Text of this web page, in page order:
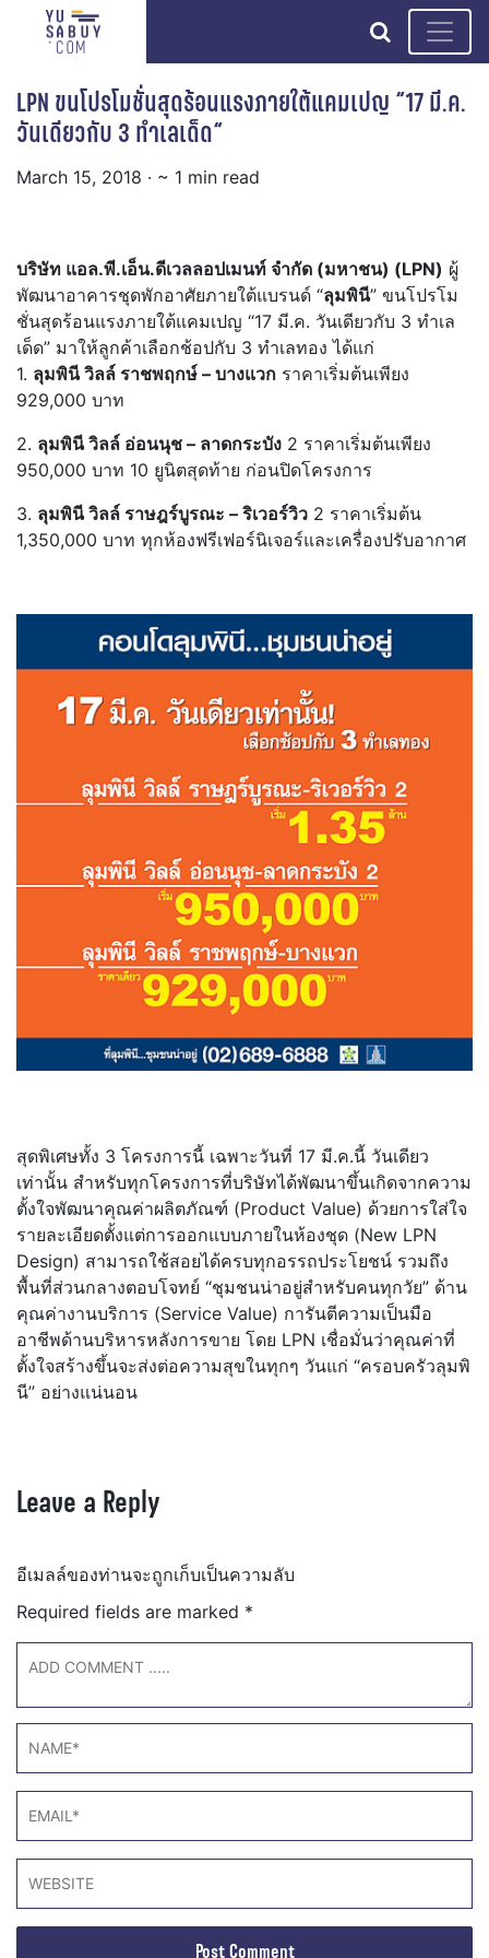
search
LPN ขนโปรโมชั่นสุดร้อนแรงภายใต้แคมเปญ “17 มี.ค.
วันเดียวกับ 3 ทำเลเด็ด“
March 15, 2018 · ~ 1 min read
บริษัท แอล.พี.เอ็น.ดีเวลลอปเมนท์ จำกัด (มหาชน) (LPN) ผู้
พัฒนาอาคารชุดพักอาศัยภายใต้แบรนด์ “ลุมพินี” ขนโปรโม
ชั่นสุดร้อนแรงภายใต้แคมเปญ “17 มี.ค. วันเดียวกับ 3 ทำเล
เด็ด” มาให้ลูกค้าเลือกช้อปกับ 3 ทำเลทอง ได้แก่
1. ลุมพินี วิลล์ ราชพฤกษ์ – บางแวก ราคาเริ่มต้นเพียง
929,000 บาท
2. ลุมพินี วิลล์ อ่อนนุช – ลาดกระบัง 2 ราคาเริ่มต้นเพียง
950,000 บาท 10 ยูนิตสุดท้าย ก่อนปิดโครงการ
3. ลุมพินี วิลล์ ราษฎร์บูรณะ – ริเวอร์วิว 2 ราคาเริ่มต้น
1,350,000 บาท ทุกห้องฟรีเฟอร์นิเจอร์และเครื่องปรับอากาศ
สุดพิเศษทั้ง 3 โครงการนี้ เฉพาะวันที่ 17 มี.ค.นี้ วันเดียว
เท่านั้น สำหรับทุกโครงการที่บริษัทได้พัฒนาขึ้นเกิดจากความ
ตั้งใจพัฒนาคุณค่าผลิตภัณฑ์ (Product Value) ด้วยการใส่ใจ
รายละเอียดตั้งแต่การออกแบบภายในห้องชุด (New LPN
Design) สามารถใช้สอยได้ครบทุกอรรถประโยชน์ รวมถึง
พื้นที่ส่วนกลางตอบโจทย์ “ชุมชนน่าอยู่สำหรับคนทุกวัย” ด้าน
คุณค่างานบริการ (Service Value) การันตีความเป็นมือ
อาชีพด้านบริหารหลังการขาย โดย LPN เชื่อมั่นว่าคุณค่าที่
ตั้งใจสร้างขึ้นจะส่งต่อความสุขในทุกๆ วันแก่ “ครอบครัวลุมพิ
นี” อย่างแน่นอน
Leave a Reply
อีเมลล์ของท่านจะถูกเก็บเป็นความลับ
Required fields are marked *